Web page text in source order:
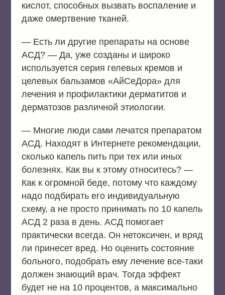
кислот, способных вызвать воспаление и
даже омертвение тканей.
— Есть ли другие препараты на основе
АСД? — Да, уже созданы и широко
используется серия гелевых кремов и
целевых бальзамов «АйСеДора» для
лечения и профилактики дерматитов и
дерматозов различной этиологии.
— Многие люди сами лечатся препаратом
АСД. Находят в Интернете рекомендации,
сколько капель пить при тех или иных
болезнях. Как вы к этому относитесь? —
Как к огромной беде, потому что каждому
надо подбирать его индивидуальную
схему, а не просто принимать по 10 капель
АСД 2 раза в день. АСД помогает
практически всегда. Он нетоксичен, и вряд
ли принесет вред. Но оценить состояние
больного, подобрать ему лечение все-таки
должен знающий врач. Тогда эффект
будет не на 10 процентов, а максимально